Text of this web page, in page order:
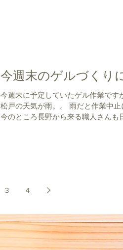
細かい作業とドア付けをおこない完
今週末のゲルづくり
今週末に予定していたゲル作業ですが 23日（土）
松戸の天気が雨。。 雨だと作業中止になります。
今のところ長野から来る職人さんも
て 23日現地入りで、24日、25日で
3 4